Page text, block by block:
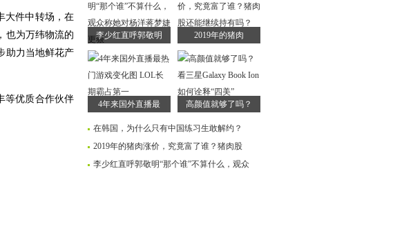
大件中转场，在
也为万纬物流的
助力当地鲜花产
等优质合作伙伴
李少红直呼郭敬明 2019年的猪肉
4年来国外直播最 高颜值就够了吗？
在韩国，为什么只有中国练习生敢解约？
2019年的猪肉涨价，究竟富了谁？猪肉股
李少红直呼郭敬明“那个谁”不算什么，观众